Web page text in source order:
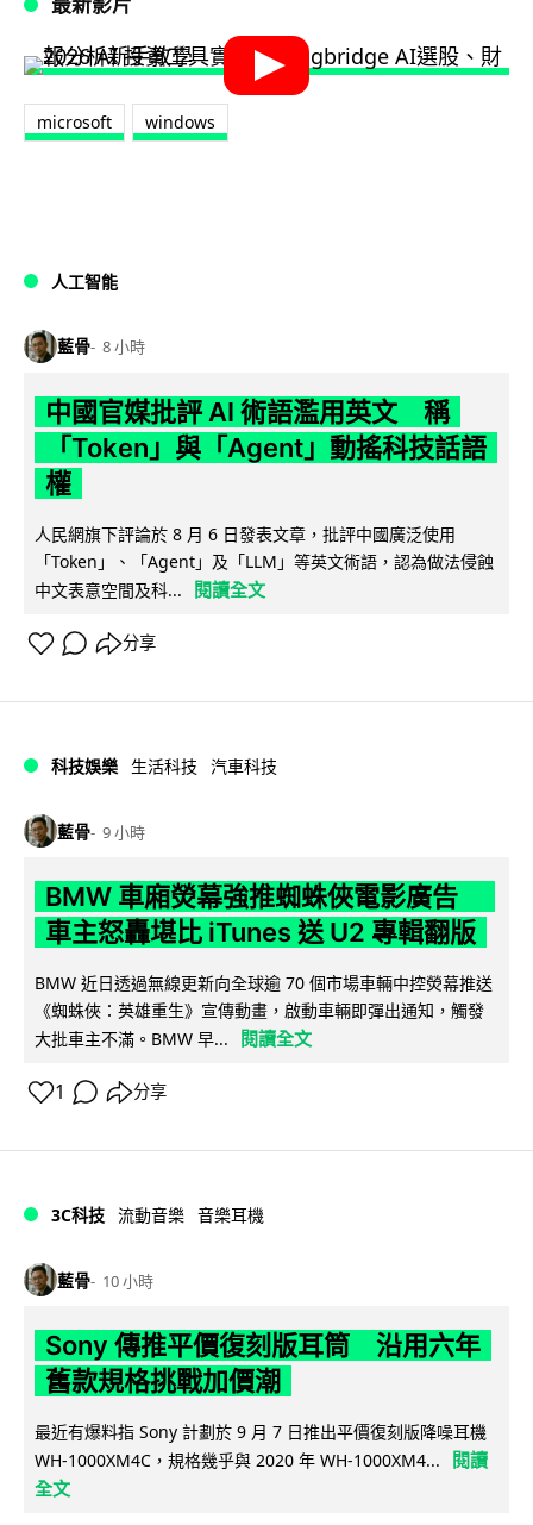
microsoft windows
人工智能
藍骨 8 小時
中國官媒批評 AI 術語濫用英文 稱
「Token」與「Agent」動搖科技話語
權
人民網旗下評論於 8 月 6 日發表文章，批評中國廣泛使用
「Token」、「Agent」及「LLM」等英文術語，認為做法侵蝕
中文表意空間及科...
閱讀全文
分享
科技娛樂 生活科技 汽車科技
藍骨 9 小時
BMW 車廂熒幕強推蜘蛛俠電影廣告
車主怒轟堪比 iTunes 送 U2 專輯翻版
BMW 近日透過無線更新向全球逾 70 個市場車輛中控熒幕推送
《蜘蛛俠：英雄重生》宣傳動畫，啟動車輛即彈出通知，觸發
大批車主不滿。BMW 早...
閱讀全文
1 分享
3C科技 流動音樂 音樂耳機
藍骨 10 小時
Sony 傳推平價復刻版耳筒 沿用六年
舊款規格挑戰加價潮
最近有爆料指 Sony 計劃於 9 月 7 日推出平價復刻版降噪耳機
WH-1000XM4C，規格幾乎與 2020 年 WH-1000XM4...
閱讀
全文